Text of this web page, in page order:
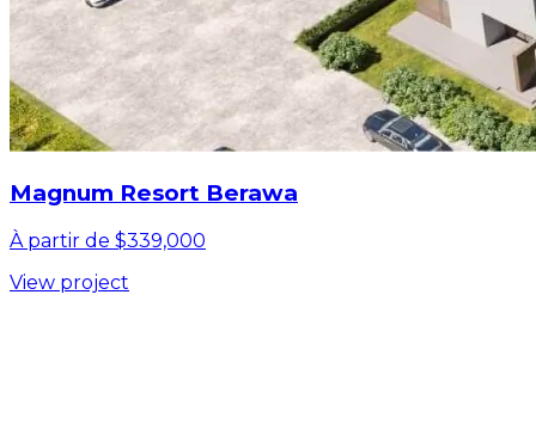
Magnum Resort Berawa
À partir de $339,000
View project